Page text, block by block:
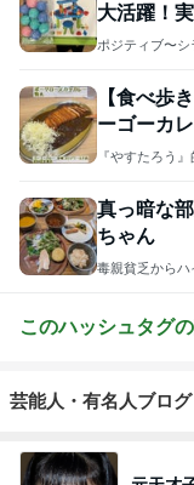
大活躍！
ポジティブ〜
【食べ歩
ーゴーカ
『やすたろう
真っ暗な
ちゃん
毒親貧乏からハ
このハッシュタグ
芸能人・有名人ブロ